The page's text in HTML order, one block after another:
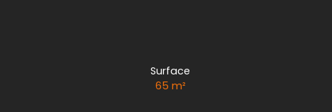
Surface
65 m²